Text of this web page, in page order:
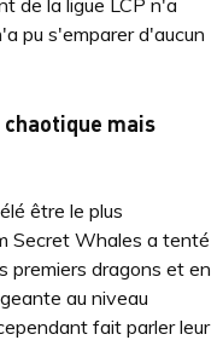
de la ligue LCP n'a
pu s'emparer d'aucun
mais
être le plus
Secret Whales a tenté
premiers dragons et en
au niveau
fait parler leur